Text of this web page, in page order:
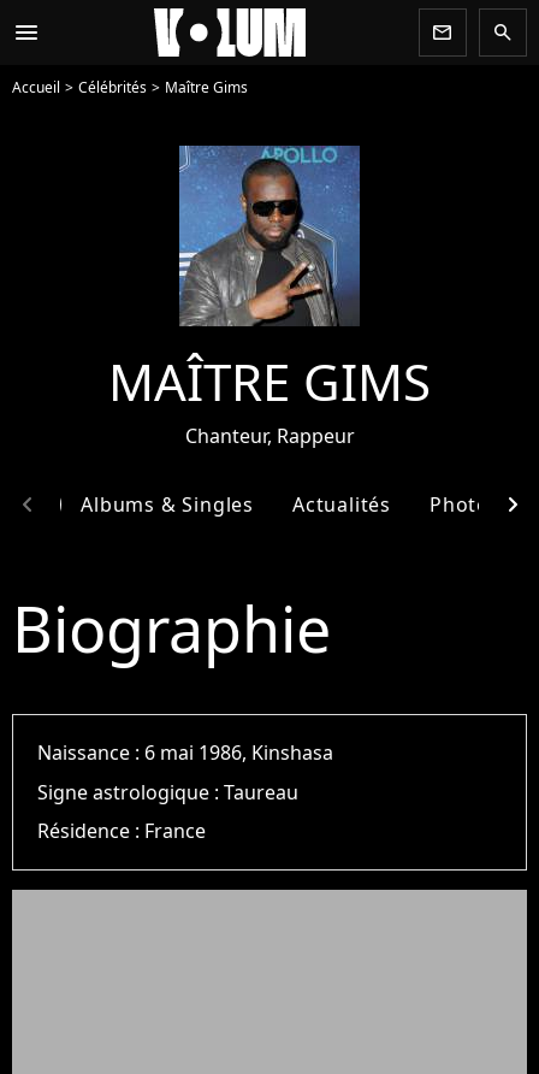
menu newsletter search
Accueil Célébrités Maître Gims
MAÎTRE GIMS
Chanteur, Rappeur
Albums & Singles Actualités Photos
chevron_left chevron_right
Biographie
Naissance : 6 mai 1986, Kinshasa
Signe astrologique :Taureau
Résidence : France